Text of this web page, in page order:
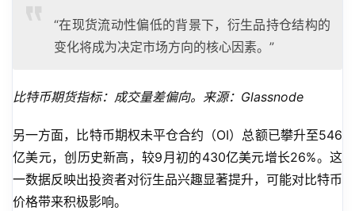
“在现货流动性偏低的背景下，衍生品持仓结构的
变化将成为决定市场方向的核心因素。”
比特币期货指标：成交量差偏向。来源：Glassnode
另一方面，比特币期权未平仓合约（OI）总额已攀升至546
亿美元，创历史新高，较9月初的430亿美元增长26%。这
一数据反映出投资者对衍生品兴趣显著提升，可能对比特币
价格带来积极影响。